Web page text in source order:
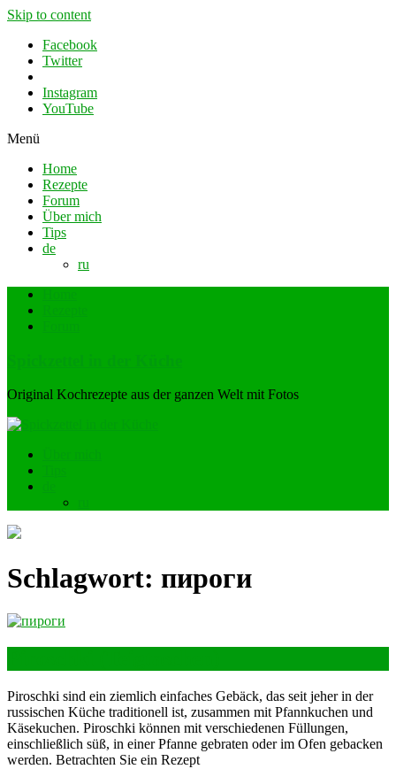
Skip to content
Facebook
Twitter
Instagram
YouTube
Menü
Home
Rezepte
Forum
Über mich
Tips
de
ru
Original Kochrezepte aus der ganzen Welt mit Fotos
Schlagwort: пироги
Piroschki sind ein ziemlich einfaches Gebäck, das seit jeher in der
russischen Küche traditionell ist, zusammen mit Pfannkuchen und
Käsekuchen. Piroschki können mit verschiedenen Füllungen,
einschließlich süß, in einer Pfanne gebraten oder im Ofen gebacken
werden. Betrachten Sie ein Rezept